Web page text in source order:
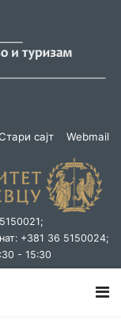
сајт Webmail
+381 36 5150024;
- 15:30